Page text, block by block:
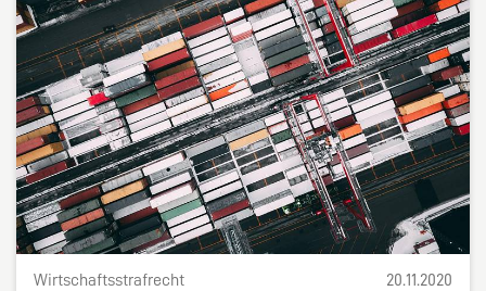
Wirtschaftsstrafrecht 20.11.2020